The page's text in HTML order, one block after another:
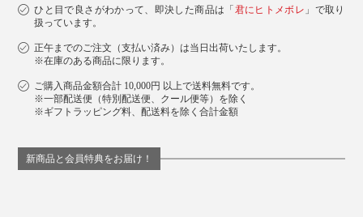
ひと目で良さがわかって、即決した商品は「 君にヒトメボレ 」で取り
扱っています。
正午までのご注文（支払い済み）は当日出荷いたします。
※在庫のある商品に限ります。
ご購入商品金額合計 10,000円 以上で送料無料です。
※一部配送便（特別配送便、クール便等）を除く
※ギフトラッピング料、配送料を除く合計金額
新商品と会員特典をお届け！